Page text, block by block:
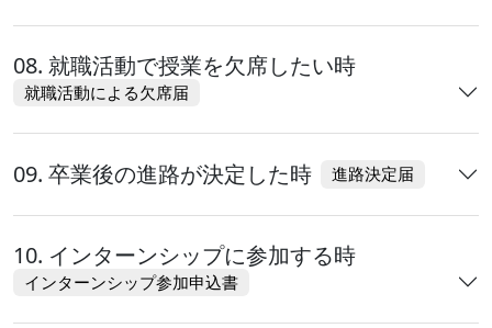
08. 就職活動で授業を欠席したい時
就職活動による欠席届
09. 卒業後の進路が決定した時 進路決定届
10. インターンシップに参加する時
インターンシップ参加申込書